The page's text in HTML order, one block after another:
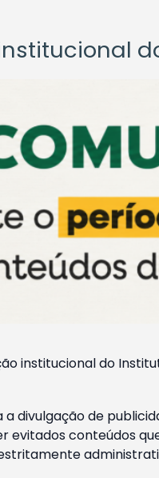
institucional do
divulgação de
evitados conteúdos